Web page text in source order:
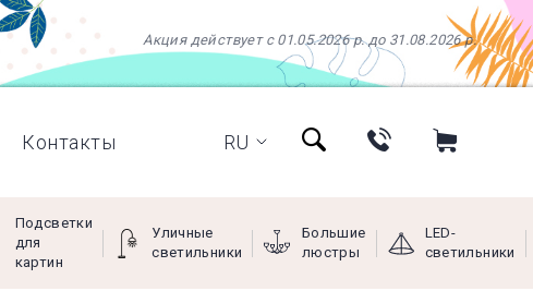
Акция действует с 01.05.2026 р. до 31.08.2026 р.
Контакты RU
Подсветки
для
картин
Уличные
светильники
Большие
люстры
LED-
светильники